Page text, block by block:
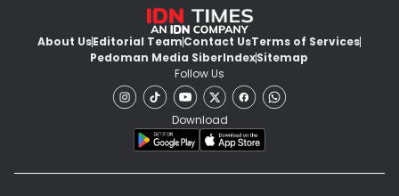
About UsEditorial TeamContact UsTerms of Services
Pedoman Media SiberIndexSitemap
Follow Us
Download